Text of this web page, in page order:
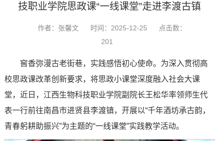
技职业学院思政课“一线课堂”走进李渡古镇
作者：张馨文 时间：2025-12-25
点击数：
201
窖香弥漫古老街巷，实践感悟初心使命。为深入贯彻高
校思政课改革创新要求，将思政小课堂深度融入社会大课
堂，近日，江西生物科技职业学院副院长王松华率领师生代
表一行前往南昌市进贤县李渡镇，开展以“千年酒坊承古韵，
青春躬耕助振兴”为主题的“一线课堂”实践教学活动。